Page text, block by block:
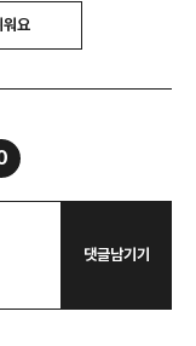
워요
댓글남기기